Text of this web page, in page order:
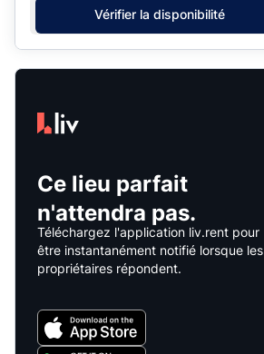
Vérifier la disponibilité
Ce lieu parfait
n'attendra pas.
Téléchargez l'application liv.rent pour
être instantanément notifié lorsque les
propriétaires répondent.